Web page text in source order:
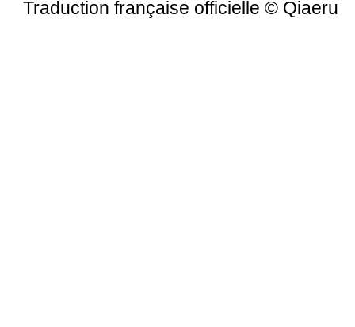
Traduction française officielle © Qiaeru